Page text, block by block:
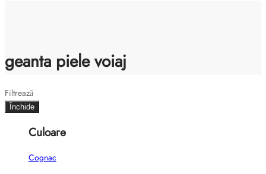
geanta piele voiaj
Filtrează
Închide
Culoare
Cognac